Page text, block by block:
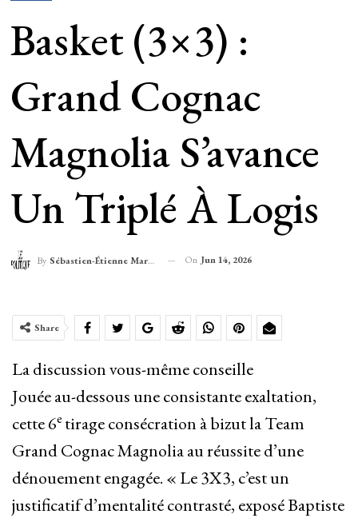
Basket (3×3) :
Grand Cognac
Magnolia S’avance
Un Triplé À Logis
By Sébastien-Étienne Marechal On Jun 14, 2026
Share
La discussion vous-même conseille
Jouée au-dessous une consistante exaltation,
cette 6e tirage consécration à bizut la Team
Grand Cognac Magnolia au réussite d’une
dénouement engagée. « Le 3X3, c’est un
justificatif d’mentalité contrasté, exposé Baptiste